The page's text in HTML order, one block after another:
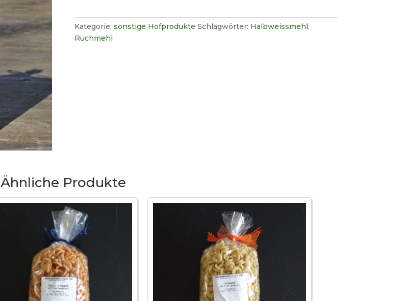
Kategorie: sonstige Hofprodukte Schlagwörter: Halbweissmehl ,
Ruchmehl
Ähnliche Produkte